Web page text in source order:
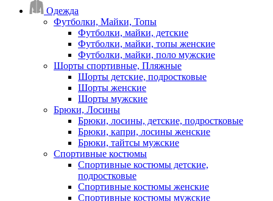
Одежда
Футболки, Майки, Топы
Футболки, майки, детские
Футболки, майки, топы женские
Футболки, майки, поло мужские
Шорты спортивные, Пляжные
Шорты детские, подростковые
Шорты женские
Шорты мужские
Брюки, Лосины
Брюки, лосины, детские, подростковые
Брюки, капри, лосины женские
Брюки, тайтсы мужские
Спортивные костюмы
Спортивные костюмы детские,
подростковые
Спортивные костюмы женские
Спортивные костюмы мужские